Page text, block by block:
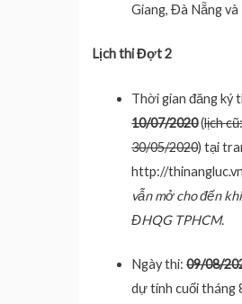
Giang, Đà Nẵng
Lịch thi Đợt 2
Thời gian đăng ký
10/07/2020(lịch
30/05/2020) tại
http://
vẫn mở cho đến
ĐHQG TPHCM.
Ngày thi:09/08/
dự tính cuối tháng